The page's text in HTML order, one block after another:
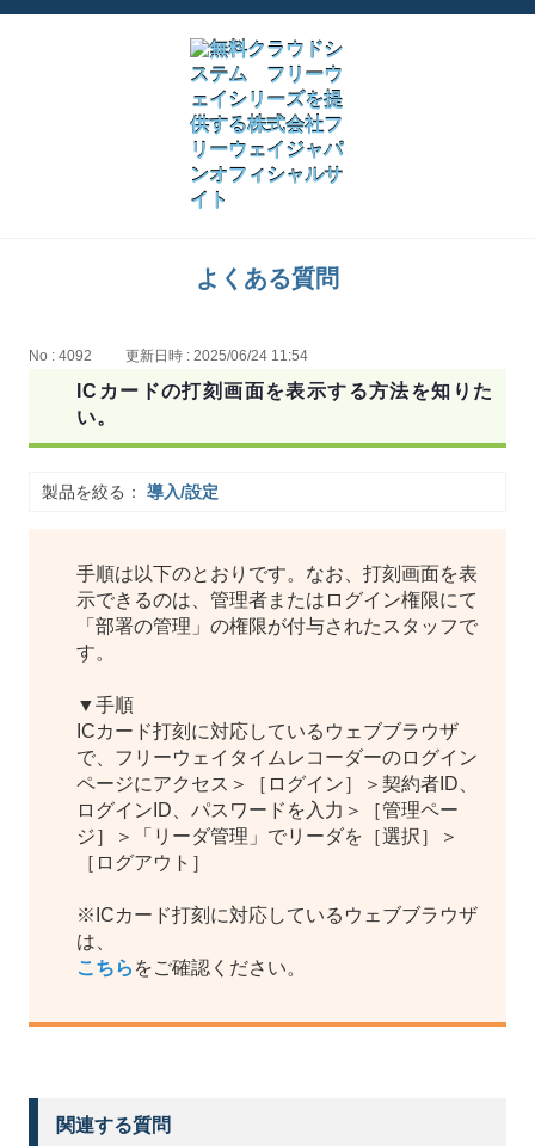
よくある質問
No : 4092 更新日時 : 2025/06/24 11:54
ICカードの打刻画面を表示する方法を知りた
い。
製品を絞る： 導入/設定
手順は以下のとおりです。なお、打刻画面を表
示できるのは、管理者またはログイン権限にて
「部署の管理」の権限が付与されたスタッフで
す。
▼手順
ICカード打刻に対応しているウェブブラウザ
で、フリーウェイタイムレコーダーのログイン
ページにアクセス＞［ログイン］＞契約者ID、
ログインID、パスワードを入力＞［管理ペー
ジ］＞「リーダ管理」でリーダを［選択］＞
［ログアウト］
※ICカード打刻に対応しているウェブブラウザ
は、
こちら をご確認ください。
関連する質問